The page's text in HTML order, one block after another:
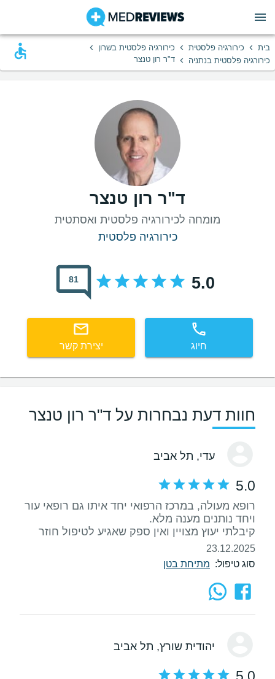
בית › כירורגיה פלסטית › כירורגיה פלסטית בשרון ›
כירורגיה פלסטית בנתניה › ד"ר רון טנצר
ד"ר רון טנצר
מומחה לכירורגיה פלסטית ואסתטית
כירורגיה פלסטית
5.0
81
חיוג יצירת קשר
חוות דעת נבחרות על ד"ר רון טנצר
עדי, תל אביב
5.0
רופא מעולה, במרכז הרפואי יחד איתו גם רופאי עור
קיבלתי יעוץ מצויין ואין ספק שאגיע לטיפול חוזר
23.12.2025
סוג טיפול: מתיחת בטן
יהודית שורץ, תל אביב